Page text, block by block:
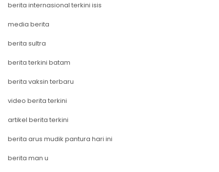
berita internasional terkini isis
media berita
berita sultra
berita terkini batam
berita vaksin terbaru
video berita terkini
artikel berita terkini
berita arus mudik pantura hari ini
berita man u